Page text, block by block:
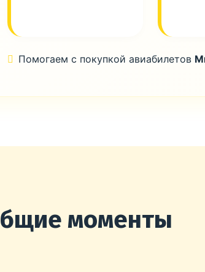
Помогаем с покупкой авиабилетов
моменты